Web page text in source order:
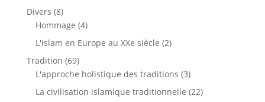
Divers (8)
Hommage (4)
L'islam en Europe au XXe siècle (2)
Tradition (69)
L'approche holistique des traditions (3)
La civilisation islamique traditionnelle (22)